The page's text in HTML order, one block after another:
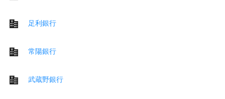
足利銀行
常陽銀行
武蔵野銀行